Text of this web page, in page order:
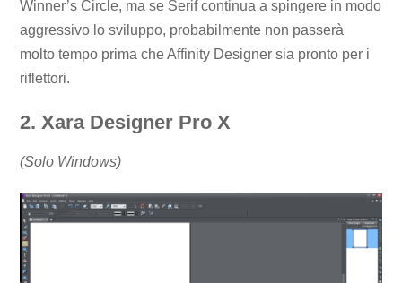
Winner’s Circle, ma se Serif continua a spingere in modo
aggressivo lo sviluppo, probabilmente non passerà
molto tempo prima che Affinity Designer sia pronto per i
riflettori.
2. Xara Designer Pro X
(Solo Windows)